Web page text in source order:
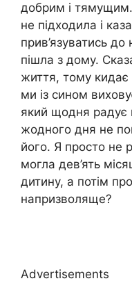
добрим і
не підходила і
прив’язуватись до
пішла з дому.
життя, тому
ми із сином
який щодня радує
жодного дня не
його. Я просто не
могла дев’ять
дитину, а потім
напризволяще?
Advertisements